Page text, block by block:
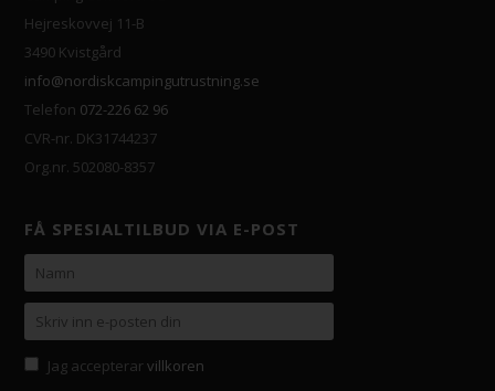
Hejreskovvej 11-B
3490 Kvistgård
info@nordiskcampingutrustning.se
Telefon 072-226 62 96
CVR-nr. DK31744237
Org.nr. 502080-8357
FÅ SPESIALTILBUD VIA E-POST
Jag accepterarvillkoren